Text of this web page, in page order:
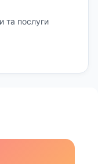
та послуги